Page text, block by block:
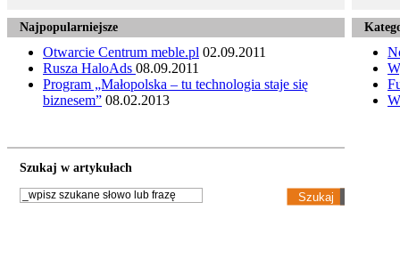
Najpopularniejsze
Otwarcie Centrum meble.pl 02.09.2011
Rusza HaloAds 08.09.2011
Program „Małopolska – tu technologia staje się
biznesem” 08.02.2013
Szukaj w artykułach